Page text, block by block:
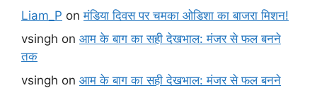
Liam_P onमंडिया दिवस पर चमका ओडिशा का बाजरा मिशन!
vsingh on आम के बाग का सही देखभाल: मंजर से फल बनने
तक
vsingh on आम के बाग का सही देखभाल: मंजर से फल बनने